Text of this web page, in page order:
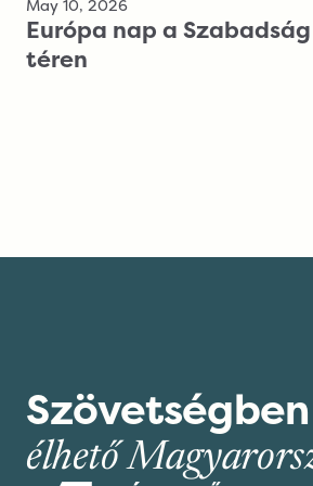
May 10, 2026
Európa nap a Szabadság
téren
élhető